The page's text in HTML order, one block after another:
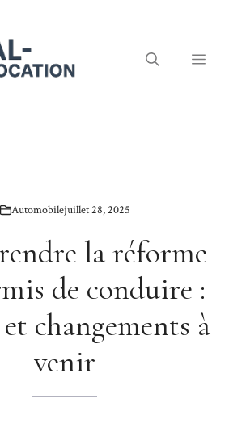
Menu
Automobilejuillet 28, 2025
la réforme
de conduire :
changements à
venir